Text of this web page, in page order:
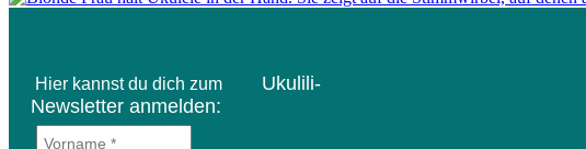
Hier kannst du dich zum Ukulili-
Newsletter anmelden: